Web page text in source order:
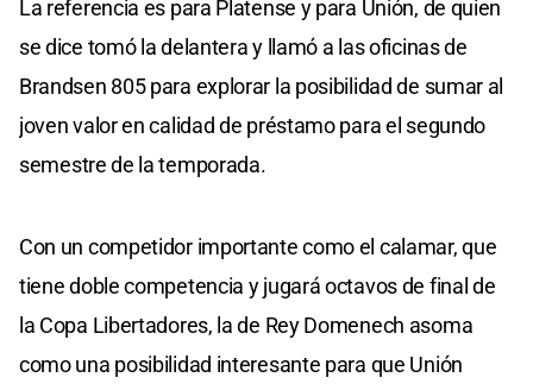
La referencia es para Platense y para Unión, de quien
se dice tomó la delantera y llamó a las oficinas de
Brandsen 805 para explorar la posibilidad de sumar al
joven valor en calidad de préstamo para el segundo
semestre de la temporada.
Con un competidor importante como el calamar, que
tiene doble competencia y jugará octavos de final de
la Copa Libertadores, la de Rey Domenech asoma
como una posibilidad interesante para que Unión